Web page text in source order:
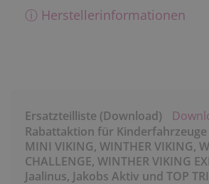
ⓘ Herstellerinformationen
Ersatzteilliste (Download)
Rabattaktion für Kinderfahrzeuge
MINI VIKING, WINTHER VIKING,
CHALLENGE, WINTHER VIKING
Jaalinus, Jakobs Aktiv und TOP